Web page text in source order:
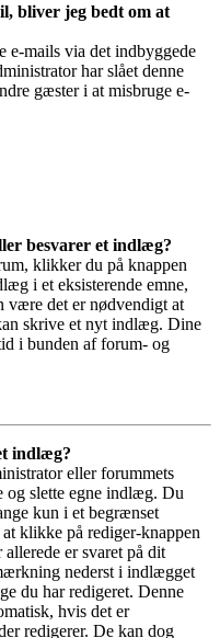
bliver jeg bedt om at
e-mails via det indbyggede
har slået denne
gæster i at misbruge e-
besvarer et indlæg?
klikker du på knappen
i et eksisterende emne,
det er nødvendigt at
skrive et nyt indlæg. Dine
i bunden af forum- og
indlæg?
eller forummets
og slette egne indlæg. Du
kun i et begrænset
klikke på rediger-knappen
er svaret på dit
nederst i indlægget
du har redigeret. Denne
hvis det er
redigerer. De kan dog